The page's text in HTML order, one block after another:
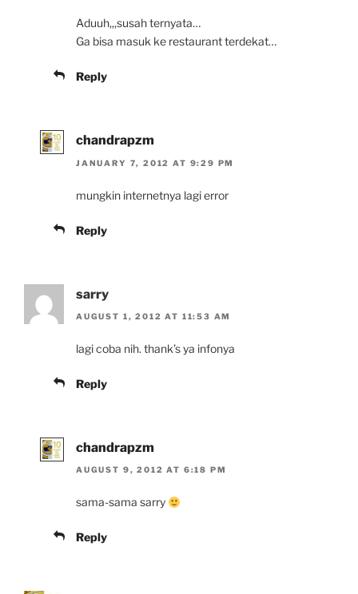
Aduuh,,,susah ternyata…
Ga bisa masuk ke restaurant terdekat…
Reply
chandrapzm
JANUARY 7, 2012 AT 9:29 PM
mungkin internetnya lagi error
Reply
sarry
AUGUST 1, 2012 AT 11:53 AM
lagi coba nih. thank’s ya infonya
Reply
chandrapzm
AUGUST 9, 2012 AT 6:18 PM
sama-sama sarry
Reply